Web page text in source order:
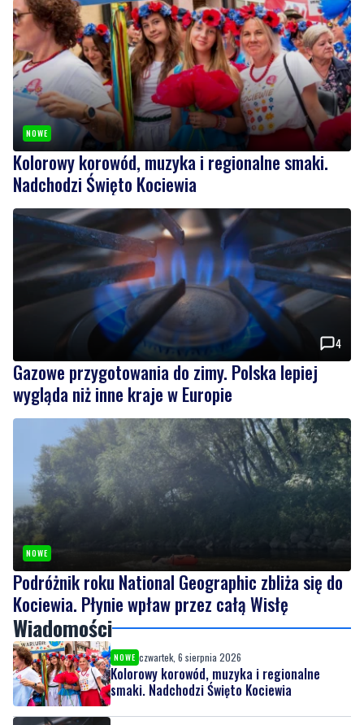
NOWE
Kolorowy korowód, muzyka i regionalne smaki.
Nadchodzi Święto Kociewia
4
Gazowe przygotowania do zimy. Polska lepiej
wygląda niż inne kraje w Europie
NOWE
Podróżnik roku National Geographic zbliża się do
Kociewia. Płynie wpław przez całą Wisłę
Wiadomości
NOWE czwartek, 6 sierpnia 2026
Kolorowy korowód, muzyka i regionalne
smaki. Nadchodzi Święto Kociewia